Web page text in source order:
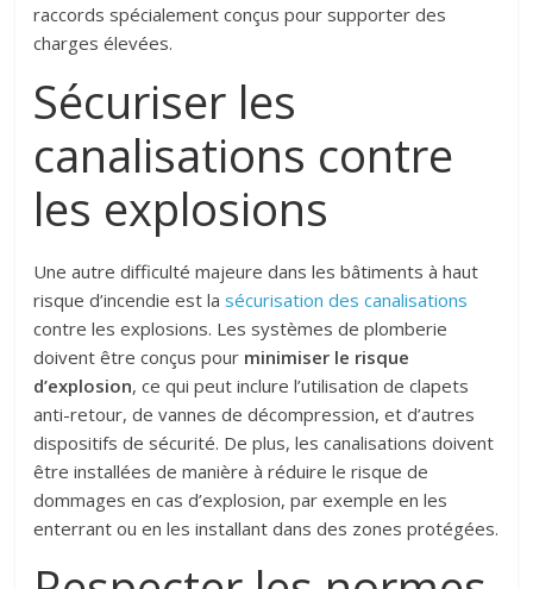
raccords spécialement conçus pour supporter des
charges élevées.
Sécuriser les
canalisations contre
les explosions
Une autre difficulté majeure dans les bâtiments à haut
risque d’incendie est lasécurisation des canalisations
contre les explosions. Les systèmes de plomberie
doivent être conçus pour minimiser le risque
d’explosion, ce qui peut inclure l’utilisation de clapets
anti-retour, de vannes de décompression, et d’autres
dispositifs de sécurité. De plus, les canalisations doivent
être installées de manière à réduire le risque de
dommages en cas d’explosion, par exemple en les
enterrant ou en les installant dans des zones protégées.